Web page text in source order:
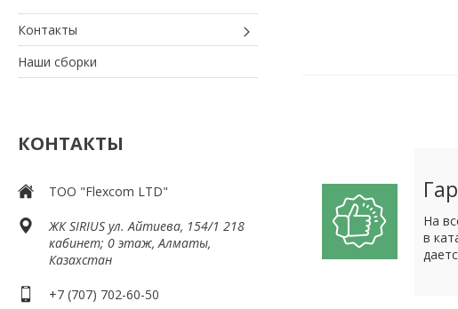
Контакты
Наши сборки
КОНТАКТЫ
ТОО "Flexcom LTD"
​ЖК SIRIUS​ ул. Айтиева, 154/1​ 218
кабинет; 0 этаж, Алматы,
Казахстан
+7 (707) 702-60-50
На
в